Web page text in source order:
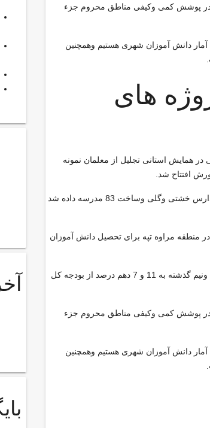
99 درصد ودرکل دانش آموزان آموزش ابتدایی 98 درصد بوده است ودر پوشش کمی وکیفی مناطق محروم جزء
دانش آموزان شهری هستیم وهمچنین
های
همایش استانی تجلیل از معلمان نمونه
مدیرکل آموزش وپرورش استان خراسان شمالی تصريح كرد : در سفر رئیس جمهور درسال 94 به استان دستور حذف مدارس خشتی وگلی وساخت 83 مدرسه داده شد
منطقه مراوه تپه برای تحصیل دانش آموزان
وی ادامه داد : اعتبارات اختصاص پیدا کرده به آموزش وپرورش قبل از دولت یازدهم 9درصد بوده که در این رغم دردوسال ونیم گذشته به 11 و 7 دهم درصد از بودجه کل
99 درصد ودرکل دانش آموزان آموزش ابتدایی 98 درصد بوده است ودر پوشش کمی وکیفی مناطق محروم جزء
دانش آموزان شهری هستیم وهمچنین